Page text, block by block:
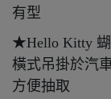
有型
★Hello Kitty 蝴
橫式吊掛於汽
方便抽取